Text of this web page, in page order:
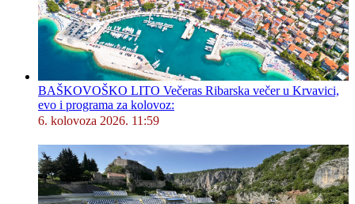
BAŠKOVOŠKO LITO Večeras Ribarska večer u Krvavici,
evo i programa za kolovoz:
6. kolovoza 2026. 11:59